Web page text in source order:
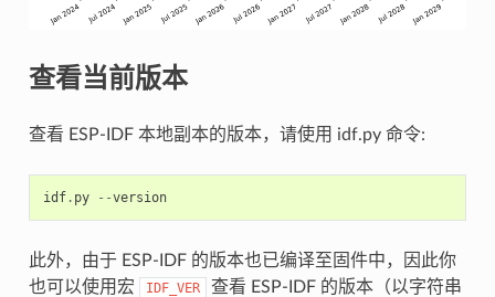
查看当前版本
查看 ESP-IDF 本地副本的版本，请使用 idf.py 命令:
idf. py --version
此外，由于 ESP-IDF 的版本也已编译至固件中，因此你
也可以使用宏
IDF_VER
查看 ESP-IDF 的版本（以字符串